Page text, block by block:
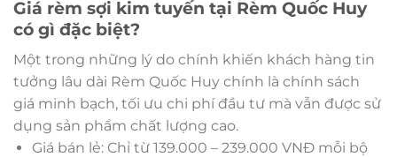
Giá rèm sợi kim tuyến tại Rèm Quốc Huy
có gì đặc biệt?
Một trong những lý do chính khiến khách hàng tin
tưởng lâu dài Rèm Quốc Huy chính là chính sách
giá minh bạch, tối ưu chi phí đầu tư mà vẫn được sử
dụng sản phẩm chất lượng cao.
Giá bán lẻ: Chỉ từ 139.000 – 239.000 VNĐ mỗi bộ